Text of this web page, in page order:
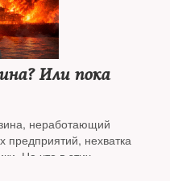
Или пока
неработающий
предприятий, нехватка
На что в этих
Какие варианты есть